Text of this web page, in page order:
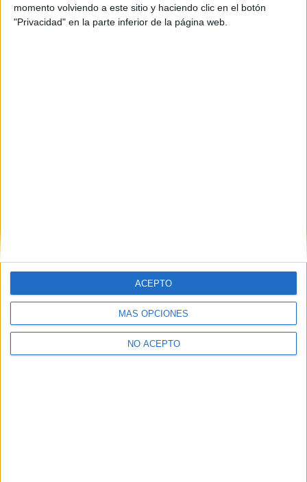
momento volviendo a este sitio y haciendo clic en el botón
"Privacidad" en la parte inferior de la página web.
MÁS OPCIONES
NO ACEPTO
ACEPTO
Estudiar Magisterio de Educación Primaria